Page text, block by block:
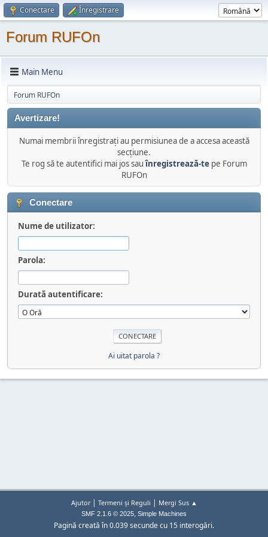
Conectare Înregistrare
Forum RUFOn
Main Menu
Forum RUFOn
Avertizare!
Numai membrii înregistraţi au permisiunea de a accesa această
secţiune.
Te rog să te autentifici mai jos sauînregistrează-tepe Forum
RUFOn
Conectare
Nume de utilizator:
Parola:
Durată autentificare:
Ai uitat parola ?
Ajutor| Termeni și Reguli | Mergi Sus ▲
SMF 2.1.6 © 2025, Simple Machines
Pagină creată în 0.039 secunde cu 15 interogări.